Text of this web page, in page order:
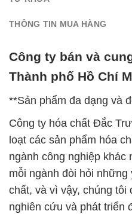
THÔNG TIN MUA HÀNG
Công ty bán và
Thành phố Hồ Chí
**Sản phẩm đa dạng và
Công ty hóa chất Đắc
loạt các sản phẩm hóa
ngành công nghiệp khác
mỗi ngành đòi hỏi
chất, và vì vậy, chúng tôi
nghiên cứu và phát triển